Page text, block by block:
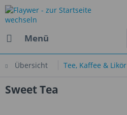
Menü
Übersicht Tee, Kaffee & Likör
Sweet Tea